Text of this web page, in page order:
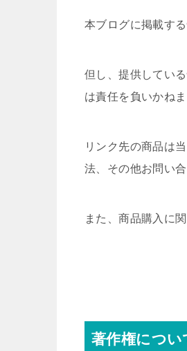
本ブログに掲載す
但し、提供してい
は責任を負いかね
リンク先の商品は
法、その他お問い
また、商品購入に
著作権につい